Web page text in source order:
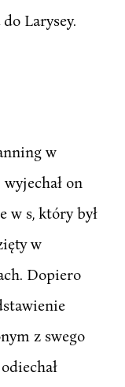
Larysey.
w
on
w s, który był
w
Dopiero
z swego